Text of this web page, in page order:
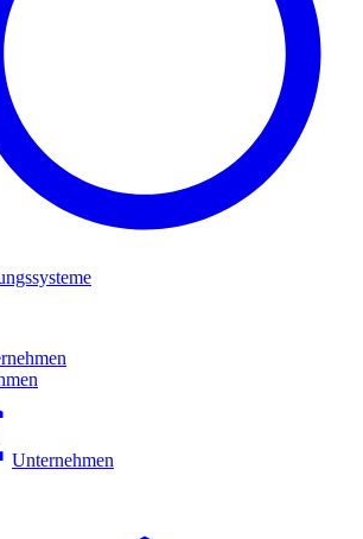
Unternehmen